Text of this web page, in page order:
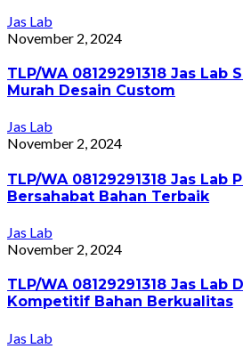
Jas Lab
November 2, 2024
TLP/WA 08129291318 Jas Lab
Murah Desain Custom
Jas Lab
November 2, 2024
TLP/WA 08129291318 Jas Lab
Bersahabat Bahan Terbaik
Jas Lab
November 2, 2024
TLP/WA 08129291318 Jas Lab
Kompetitif Bahan Berkualitas
Jas Lab